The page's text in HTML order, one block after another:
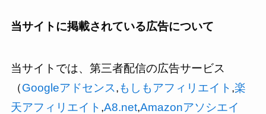
当サイトに掲載されている広告について
当サイトでは、第三者配信の広告サービス
（Googleアドセンス,もしもアフィリエイト ,楽
天アフィリエイト ,A8.net,Amazonアソシエイ